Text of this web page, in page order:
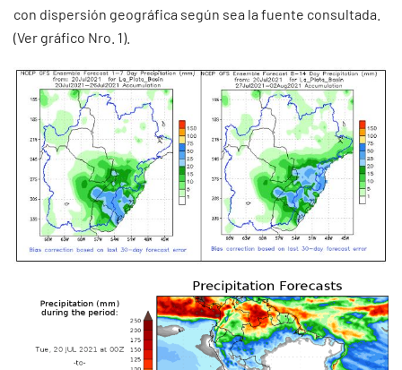
con dispersión geográfica según sea la fuente consultada.
(Ver gráfico Nro. 1).